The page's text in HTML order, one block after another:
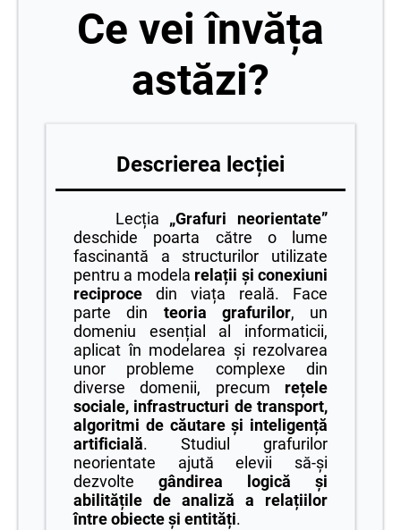
Ce vei învăța
astăzi?
Descrierea lecției
Lecția „Grafuri neorientate”
deschide poarta către o lume
fascinantă a structurilor utilizate
pentru a modela relații și conexiuni
reciproce din viața reală. Face
parte din teoria grafurilor, un
domeniu esențial al informaticii,
aplicat în modelarea și rezolvarea
unor probleme complexe din
diverse domenii, precum rețele
sociale, infrastructuri de transport,
algoritmi de căutare și inteligență
artificială. Studiul grafurilor
neorientate ajută elevii să-și
dezvolte gândirea logică și
abilitățile de analiză a relațiilor
între obiecte și entități.